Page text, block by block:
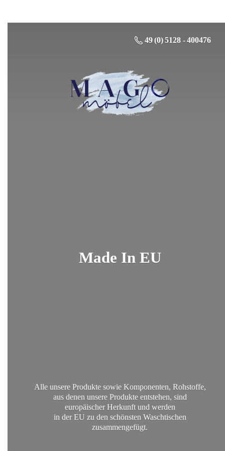
49 (0) 5128 - 400476
Made In EU
Alle unsere Produkte sowie Komponenten, Rohstoffe,
aus denen unsere Produkte entstehen, sind
europäischer Herkunft und werden
in der EU zu den schönsten Waschtischen
zusammengefügt.